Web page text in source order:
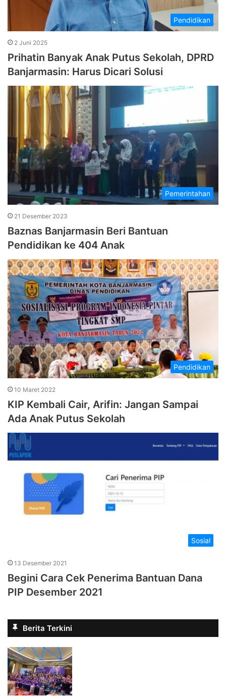
Pendidikan
2 Juni 2025
Prihatin Banyak Anak Putus Sekolah, DPRD
Banjarmasin: Harus Dicari Solusi
Pemerintahan
21 Desember 2023
Baznas Banjarmasin Beri Bantuan
Pendidikan ke 404 Anak
Pendidikan
10 Maret 2022
KIP Kembali Cair, Arifin: Jangan Sampai
Ada Anak Putus Sekolah
Sosial
13 Desember 2021
Begini Cara Cek Penerima Bantuan Dana
PIP Desember 2021
Berita Terkini